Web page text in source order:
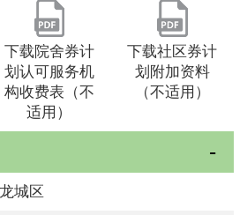
下载院舍券计
划认可服务机
构收费表（不
适用）
下载社区券计
划附加资料
（不适用）
城区